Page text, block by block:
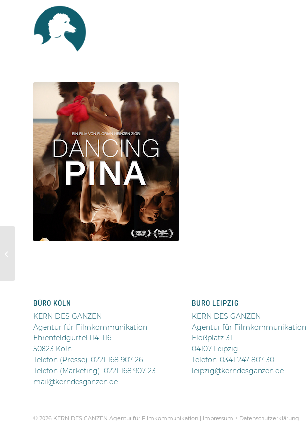
BÜRO KÖLN
KERN DES GANZEN
Agentur für Filmkommunikation
Ehrenfeldgürtel 114–116
50823 Köln
Telefon (Presse): 0221 168 907 26
Telefon (Marketing): 0221 168 907 23
mail@kerndesganzen.de
BÜRO LEIPZIG
KERN DES GANZEN
Agentur für Filmkommunikation
Floßplatz 31
04107 Leipzig
Telefon: 0341 247 807 30
leipzig@kerndesganzen.de
© 2026 KERN DES GANZEN Agentur für Filmkommunikation | Impressum + Datenschutzerklärung